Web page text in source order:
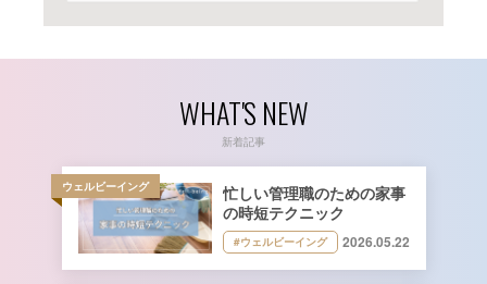
WHAT'S NEW
新着記事
ウェルビーイング
忙しい管理職のための家事
の時短テクニック
#ウェルビーイング 2026.05.22